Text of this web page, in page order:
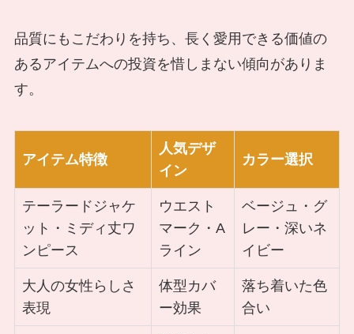
品質にもこだわりを持ち、長く愛用できる価値の
あるアイテムへの投資を惜しまない傾向がありま
す。
アイテム特徴
人気デザ
イン
カラー選択
テーラードジャケ
ット・ミディ丈ワ
ンピース
ウエスト
マーク・A
ライン
ベージュ・グ
レー・深いネ
イビー
大人の女性らしさ
表現
体型カバ
ー効果
落ち着いた色
合い